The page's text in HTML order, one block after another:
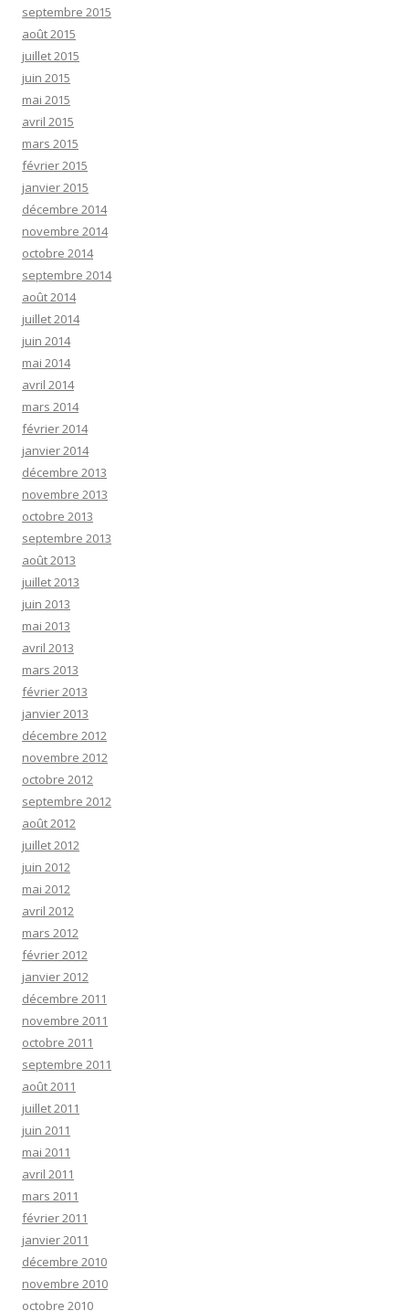
septembre 2015
août 2015
juillet 2015
juin 2015
mai 2015
avril 2015
mars 2015
février 2015
janvier 2015
décembre 2014
novembre 2014
octobre 2014
septembre 2014
août 2014
juillet 2014
juin 2014
mai 2014
avril 2014
mars 2014
février 2014
janvier 2014
décembre 2013
novembre 2013
octobre 2013
septembre 2013
août 2013
juillet 2013
juin 2013
mai 2013
avril 2013
mars 2013
février 2013
janvier 2013
décembre 2012
novembre 2012
octobre 2012
septembre 2012
août 2012
juillet 2012
juin 2012
mai 2012
avril 2012
mars 2012
février 2012
janvier 2012
décembre 2011
novembre 2011
octobre 2011
septembre 2011
août 2011
juillet 2011
juin 2011
mai 2011
avril 2011
mars 2011
février 2011
janvier 2011
décembre 2010
novembre 2010
octobre 2010